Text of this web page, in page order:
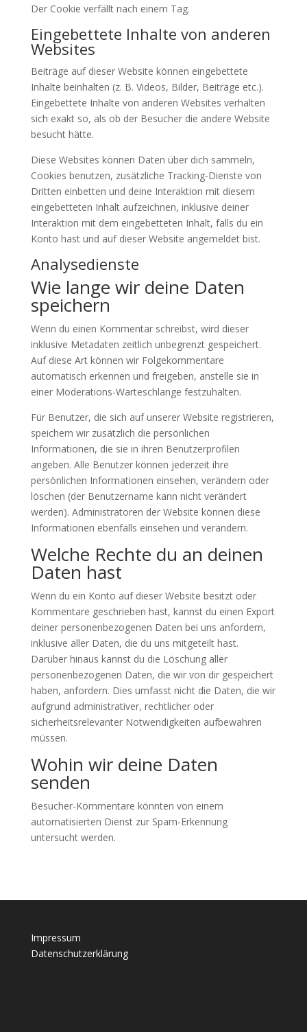
Der Cookie verfällt nach einem Tag.
Eingebettete Inhalte von anderen
Websites
Beiträge auf dieser Website können eingebettete
Inhalte beinhalten (z. B. Videos, Bilder, Beiträge etc.).
Eingebettete Inhalte von anderen Websites verhalten
sich exakt so, als ob der Besucher die andere Website
besucht hätte.
Diese Websites können Daten über dich sammeln,
Cookies benutzen, zusätzliche Tracking-Dienste von
Dritten einbetten und deine Interaktion mit diesem
eingebetteten Inhalt aufzeichnen, inklusive deiner
Interaktion mit dem eingebetteten Inhalt, falls du ein
Konto hast und auf dieser Website angemeldet bist.
Analysedienste
Wie lange wir deine Daten
speichern
Wenn du einen Kommentar schreibst, wird dieser
inklusive Metadaten zeitlich unbegrenzt gespeichert.
Auf diese Art können wir Folgekommentare
automatisch erkennen und freigeben, anstelle sie in
einer Moderations-Warteschlange festzuhalten.
Für Benutzer, die sich auf unserer Website registrieren,
speichern wir zusätzlich die persönlichen
Informationen, die sie in ihren Benutzerprofilen
angeben. Alle Benutzer können jederzeit ihre
persönlichen Informationen einsehen, verändern oder
löschen (der Benutzername kann nicht verändert
werden). Administratoren der Website können diese
Informationen ebenfalls einsehen und verändern.
Welche Rechte du an deinen
Daten hast
Wenn du ein Konto auf dieser Website besitzt oder
Kommentare geschrieben hast, kannst du einen Export
deiner personenbezogenen Daten bei uns anfordern,
inklusive aller Daten, die du uns mitgeteilt hast.
Darüber hinaus kannst du die Löschung aller
personenbezogenen Daten, die wir von dir gespeichert
haben, anfordern. Dies umfasst nicht die Daten, die wir
aufgrund administrativer, rechtlicher oder
sicherheitsrelevanter Notwendigkeiten aufbewahren
müssen.
Wohin wir deine Daten
senden
Besucher-Kommentare könnten von einem
automatisierten Dienst zur Spam-Erkennung
untersucht werden.
Impressum
Datenschutzerklärung